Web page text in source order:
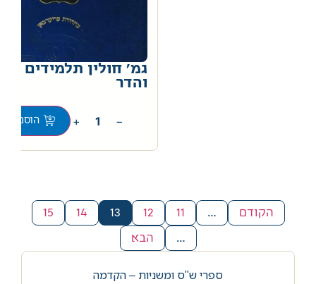
גמ' חולין תלמידים עוז
והדר
−
+ הוספה
הקודם …
11
12
13
14
15
… הבא
ספרי ש"ס ומשניות – הקדמה